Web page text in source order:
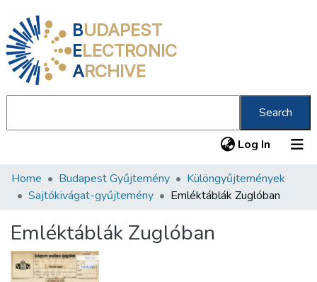
BUDAPEST
ELECTRONIC
ARCHIVE
Search
Log In (current)
Communities & Collections
Statistics
About us
Home Budapest Gyűjtemény
Különgyűjtemények
Sajtókivágat-gyűjtemény
Emléktáblák Zuglóban
Emléktáblák Zuglóban